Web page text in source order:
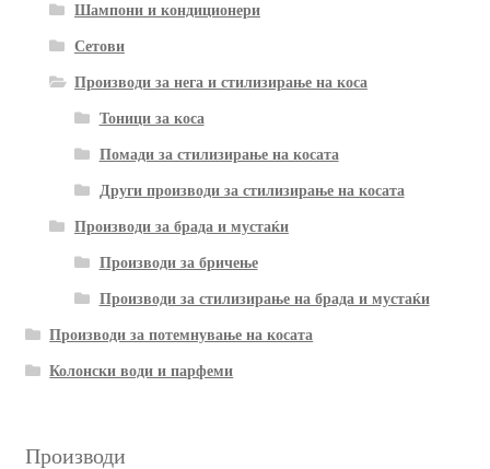
Шампони и кондиционери
Сетови
Производи за нега и стилизирање на коса
Тоници за коса
Помади за стилизирање на косата
Други производи за стилизирање на косата
Производи за брада и мустаќи
Производи за бричење
Производи за стилизирање на брада и мустаќи
Производи за потемнување на косата
Колонски води и парфеми
Производи